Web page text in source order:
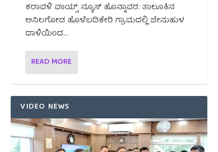
ಕರಾವಳಿ ವಾಯ್ಸ್ ನ್ಯೂಸ್ ಹೊನ್ನಾವರ: ತಾಲೂಕಿನ
ಅನಿಲಗೋಡ ಹೊಳೆಬದಿಕೇರಿ ಗ್ರಾಮದಲ್ಲಿ ಜೇನುಹುಳ
ದಾಳಿಯಿಂದ...
READ MORE
VIDEO NEWS